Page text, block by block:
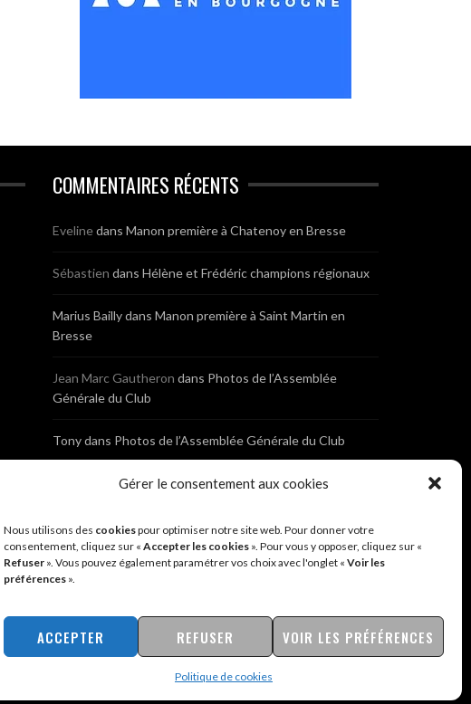
Gérer le consentement aux cookies
Nous utilisons des cookiespour optimiser notre site web. Pour donner votre
consentement, cliquez sur « Accepter les cookies ». Pour vous y opposer, cliquez sur «
Refuser ». Vous pouvez également paramétrer vos choix avec l'onglet « Voir les
préférences ».
ACCEPTER REFUSER VOIR LES PRÉFÉRENCES
Politique de cookies
COMMENTAIRES RÉCENTS
Evelinedans Manon première à Chatenoy en Bresse
Sébastien dans Hélène et Frédéric champions régionaux
Marius Baillydans Manon première à Saint Martin en
Bresse
Jean Marc Gautheron dans Photos de l’Assemblée
Générale du Club
Tonydans Photos de l’Assemblée Générale du Club
dansCyclocross de Brochon (21)
BreniauxdansCyclocross de Brochon (21)
AnonymedansDiététique Nutrition 71 – Cécile Guyon
Robert